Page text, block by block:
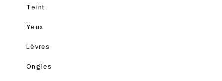
Teint
Yeux
Lèvres
Ongles